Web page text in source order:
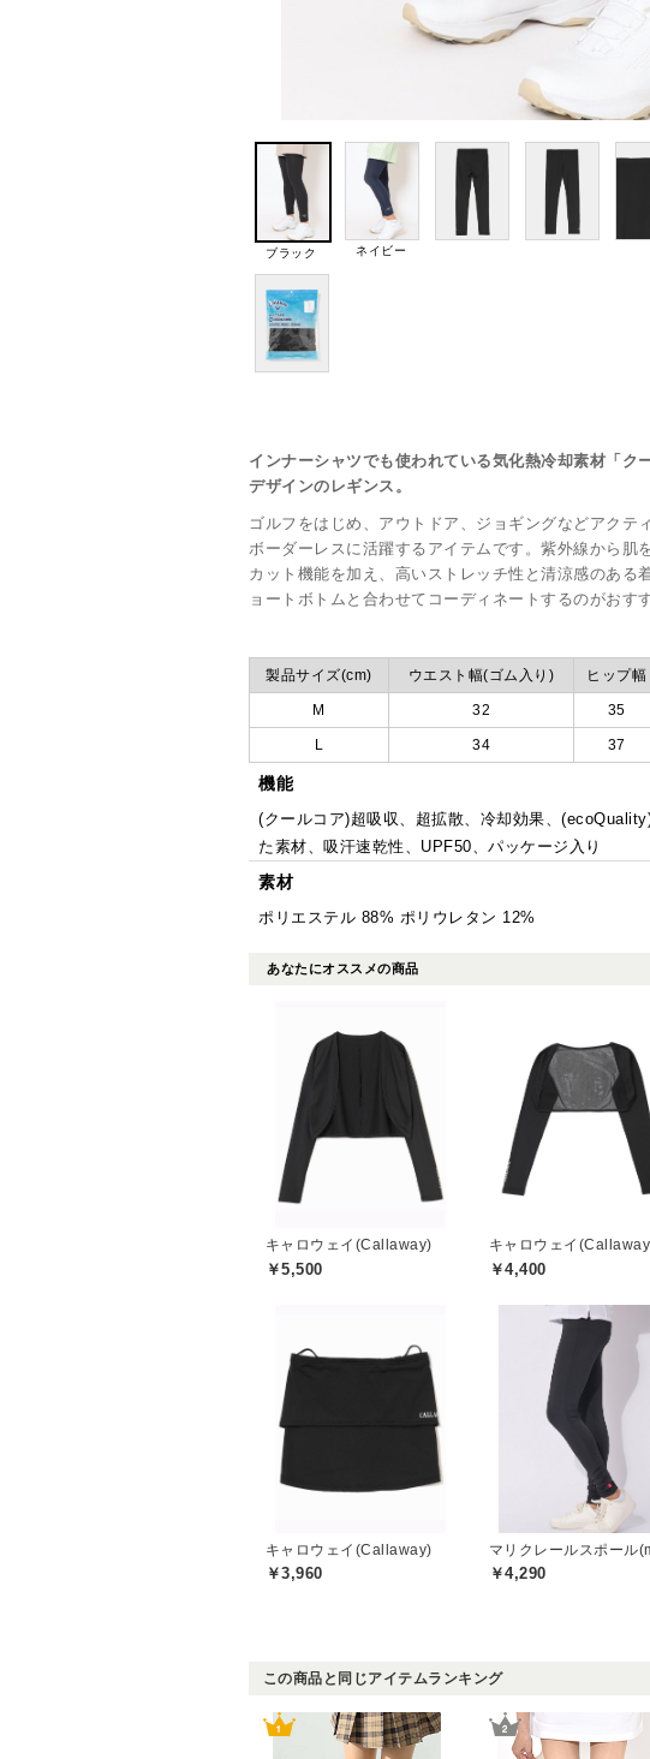
ブラック ネイビー
インナーシャツでも使われている気化熱冷却素材「ク
デザインのレギンス。
ゴルフをはじめ、アウトドア、ジョギングなどアクテ
ボーダーレスに活躍するアイテムです。紫外線から肌
カット機能を加え、高いストレッチ性と清涼感のある
ョートボトムと合わせてコーディネートするのがおす
製品サイズ(cm) ウエスト幅(ゴム入り) ヒップ幅
M 32 35
L 34 37
機能
(クールコア)超吸収、超拡散、冷却効果、
た素材、吸汗速乾性、UPF50、パッケージ入り
素材
ポリエステル 88% ポリウレタン 12%
あなたにオススメの商品
キャロウェイ(Callaway)
￥5,500
キャロウェイ
￥4,400
キャロウェイ(Callaway)
￥3,960 ￥4,290
この商品と同じアイテムランキング